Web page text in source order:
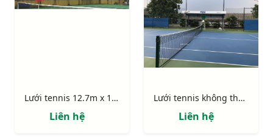
Lưới tennis 12.7m x 1.07m, vắt sổ xung quanh 302648
Liên hệ
Lưới tennis không thụng 323348C
Liên hệ